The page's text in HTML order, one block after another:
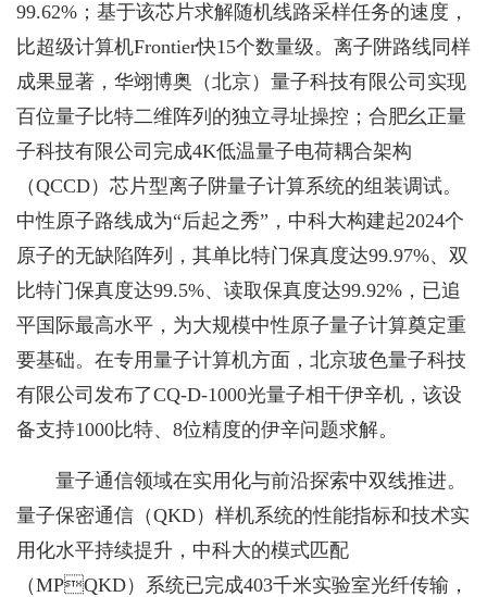
99.62%；基于该芯片求解随机线路采样任务的速度，
比超级计算机Frontier快15个数量级。离子阱路线同样
成果显著，华翊博奥（北京）量子科技有限公司实现
百位量子比特二维阵列的独立寻址操控；合肥幺正量
子科技有限公司完成4K低温量子电荷耦合架构
（QCCD）芯片型离子阱量子计算系统的组装调试。
中性原子路线成为“后起之秀”，中科大构建起2024个
原子的无缺陷阵列，其单比特门保真度达99.97%、双
比特门保真度达99.5%、读取保真度达99.92%，已追
平国际最高水平，为大规模中性原子量子计算奠定重
要基础。在专用量子计算机方面，北京玻色量子科技
有限公司发布了CQ-D-1000光量子相干伊辛机，该设
备支持1000比特、8位精度的伊辛问题求解。
量子通信领域在实用化与前沿探索中双线推进。
量子保密通信（QKD）样机系统的性能指标和技术实
用化水平持续提升，中科大的模式匹配
（MPQKD）系统已完成403千米实验室光纤传输，